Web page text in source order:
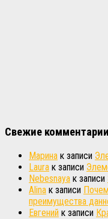
Свежие комментарии
Марина к записи
Laura к записи
Nebesnaya к записи
Alina к записи
преимущества
Евгений к записи